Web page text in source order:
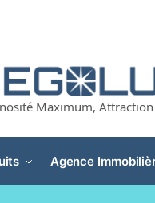
Maximum,
Agence